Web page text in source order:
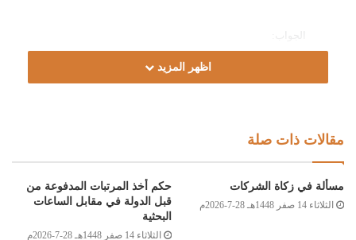
أما بعد:
فإن كانت النية عند إعطاء المال متجهة إلى المزارعة والمشاركة في
الإنتاج مقابل جزء من الزرع، فسنة المزارعة الاعتدال والتساوي بين ما يخرجه
اظهر المزيد
مقالات ذات صلة
مسألة في زكاة الشركات
الثلاثاء 14 صفر 1448هـ 28-7-2026م
حكم أخذ المرتبات المدفوعة من
قبل الدولة في مقابل الساعات
البحثية
الثلاثاء 14 صفر 1448هـ 28-7-2026م